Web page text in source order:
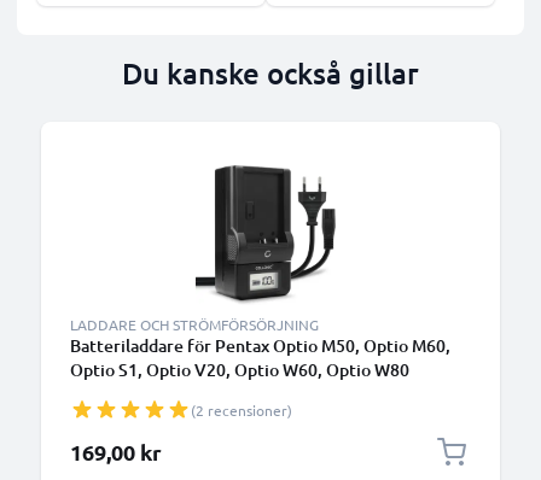
Du kanske också gillar
LADDARE OCH STRÖMFÖRSÖRJNING
Batteriladdare för Pentax Optio M50, Optio M60,
Optio S1, Optio V20, Optio W60, Optio W80
(2 recensioner)
169,00 kr